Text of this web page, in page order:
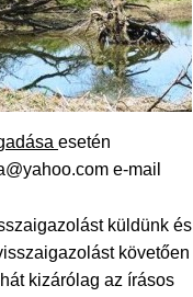
esetén
e-mail
küldünk és
követően
kizárólag az írásos